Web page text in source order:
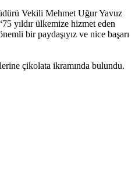
Vekili Mehmet Uğur Yavuz
yıldır ülkemize hizmet eden
bir paydaşıyız ve nice başarı
çikolata ikramında bulundu.